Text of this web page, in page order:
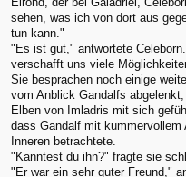
sehen, was ich von dort aus
tun kann."
"Es ist gut," antwortete
verschafft uns viele
Sie besprachen noch einige
vom Anblick Gandalfs
Elben von Imladris mit sich
dass Gandalf mit kummervollem
Inneren betrachtete.
"Kanntest du ihn?" fragte sie
"Er war ein sehr guter Freund,"